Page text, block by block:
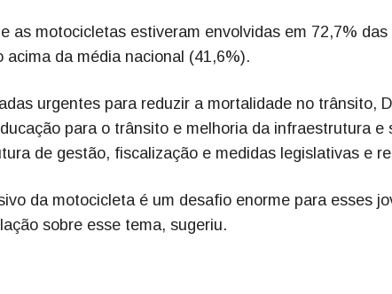
as motocicletas estiveram envolvidas em 72,7%
da média nacional (41,6%).
urgentes para reduzir a mortalidade no trânsito,
para o trânsito e melhoria da infraestrutura e
de gestão, fiscalização e medidas legislativas e
da motocicleta é um desafio enorme para esses
sobre esse tema, sugeriu.